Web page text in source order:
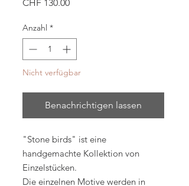
CHF 130.00
Anzahl *
Nicht verfügbar
Benachrichtigen lassen
"Stone birds" ist eine
handgemachte Kollektion von
Einzelstücken.
Die einzelnen Motive werden in